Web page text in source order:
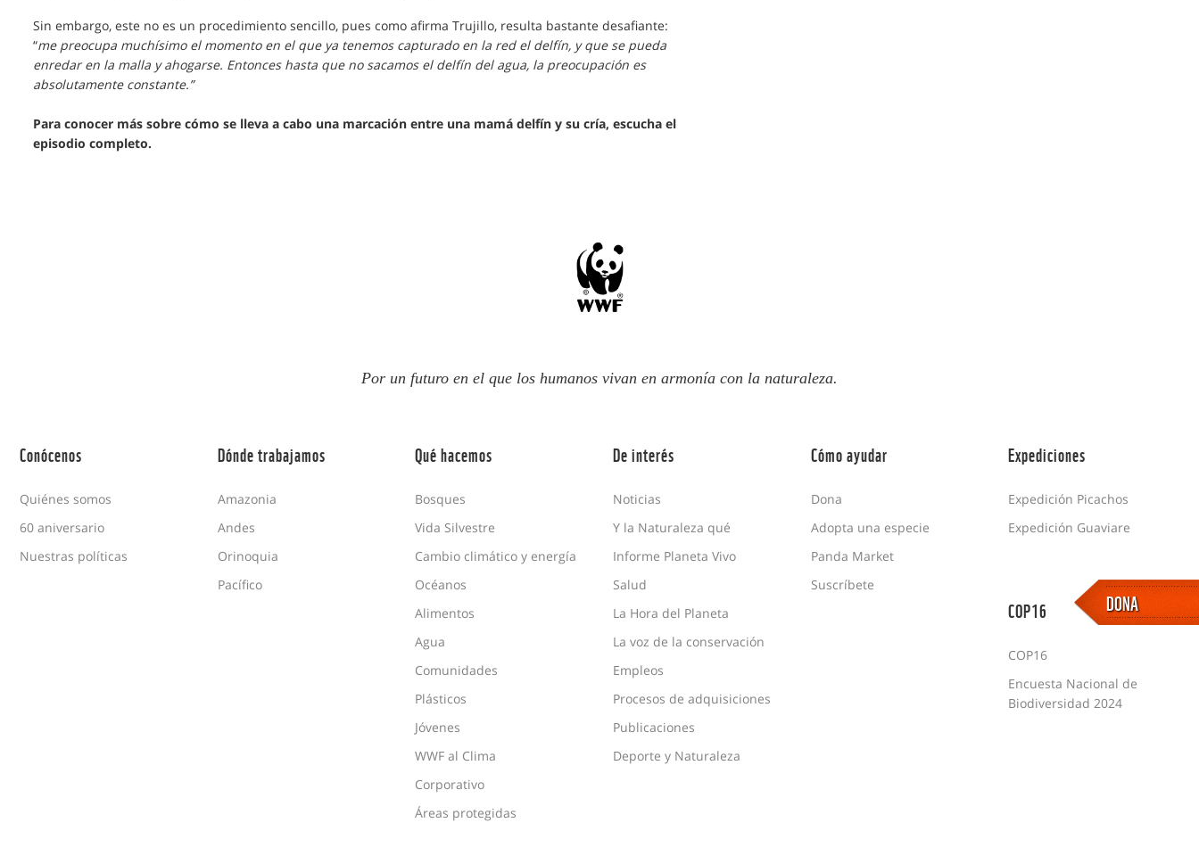
Sin embargo, este no es un procedimiento sencillo, pues como afirma Trujillo, resulta bastante desafiante:
“me preocupa muchísimo el momento en el que ya tenemos capturado en la red el delfín, y que se pueda
enredar en la malla y ahogarse. Entonces hasta que no sacamos el delfín del agua, la preocupación es
absolutamente constante.”
Para conocer más sobre cómo se lleva a cabo una marcación entre una mamá delfín y su cría, escucha el
episodio completo.
Por un futuro en el que los humanos vivan en armonía con la naturaleza.
Conócenos
Quiénes somos
60 aniversario
Nuestras políticas
Dónde trabajamos
Amazonia
Andes
Orinoquia
Pacífico
Qué hacemos
Bosques
Vida Silvestre
Cambio climático y energía
Océanos
Alimentos
Agua
Comunidades
Plásticos
Jóvenes
WWF al Clima
Corporativo
Áreas protegidas
De interés
Noticias
Y la Naturaleza qué
Informe Planeta Vivo
Salud
La Hora del Planeta
La voz de la conservación
Empleos
Procesos de adquisiciones
Publicaciones
Deporte y Naturaleza
Cómo ayudar
Dona
Adopta una especie
Panda Market
Suscríbete
Expediciones
Expedición Picachos
Expedición Guaviare
COP16
COP16
Encuesta Nacional de
Biodiversidad 2024
DONA